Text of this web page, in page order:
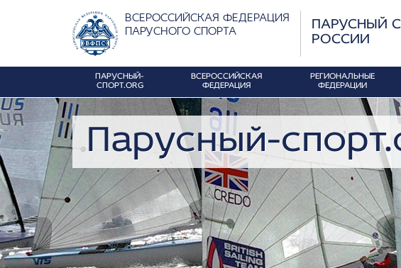
ВСЕРОССИЙСКАЯ ФЕДЕРАЦИЯ
ПАРУСНОГО СПОРТА
ПАРУСНЫЙ
РОССИИ
ПАРУСНЫЙ-
СПОРТ.ORG
ВСЕРОССИЙСКАЯ
ФЕДЕРАЦИЯ
РЕГИОНАЛЬНЫЕ
ФЕДЕРАЦИИ
Парусный-